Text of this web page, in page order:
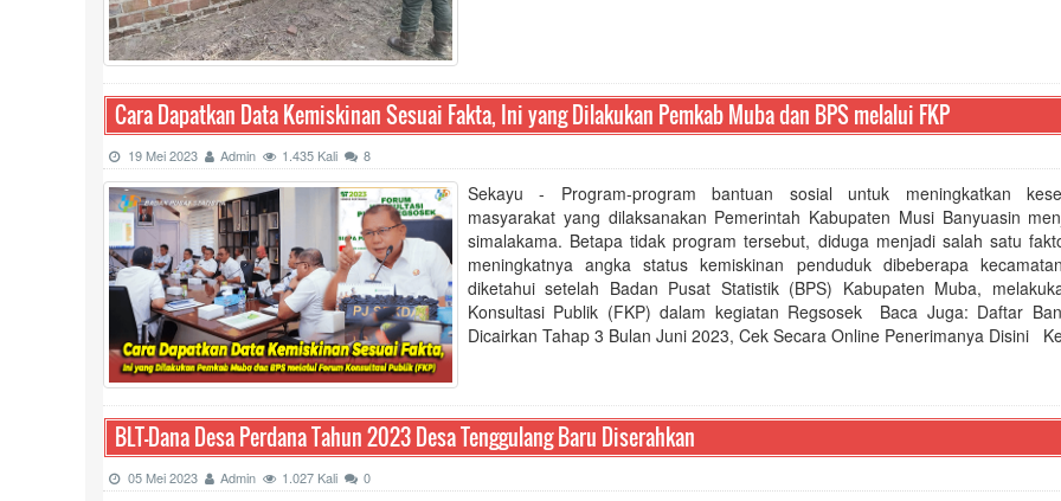
Cara Dapatkan Data Kemiskinan Sesuai Fakta, Ini yang Dilakukan Pemkab Muba dan BPS melalui FKP
19 Mei 2023 Admin 1.435 Kali 8
Sekayu - Program-program bantuan sosial untuk meningkatkan
masyarakat yang dilaksanakan Pemerintah Kabupaten Musi Banyuasin
simalakama. Betapa tidak program tersebut, diduga menjadi salah satu
meningkatnya angka status kemiskinan penduduk dibeberapa
diketahui setelah Badan Pusat Statistik (BPS) Kabupaten Muba,
Konsultasi Publik (FKP) dalam kegiatan Regsosek Baca Juga: Daftar
Dicairkan Tahap 3 Bulan Juni 2023, Cek Secara Online Penerimanya Disini
BLT-Dana Desa Perdana Tahun 2023 Desa Tenggulang Baru Diserahkan
05 Mei 2023 Admin 1.027 Kali 0